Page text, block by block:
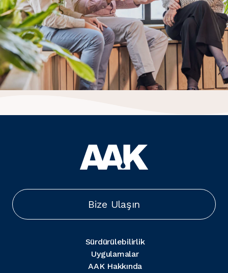
Bize Ulaşın
Sürdürülebilirlik
Uygulamalar
AAK Hakkında